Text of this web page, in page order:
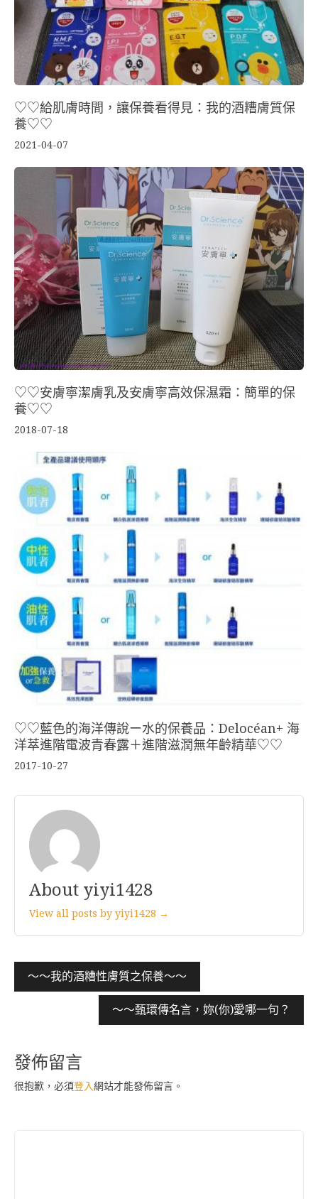
♡♡給肌膚時間，讓保養看得見：我的酒糟膚質保
養♡♡
2021-04-07
♡♡安膚寧潔膚乳及安膚寧高效保濕霜：簡單的保
養♡♡
2018-07-18
♡♡藍色的海洋傳說ー水的保養品：Delocéan+ 海
洋萃進階電波青春露＋進階滋潤無年齡精華♡♡
2017-10-27
About yiyi1428
View all posts by yiyi1428 →
文
章
～～我的酒糟性膚質之保養～～
～～甄環傳名言，妳(你)愛哪一句？
發佈留言
很抱歉，必須登入網站才能發佈留言。